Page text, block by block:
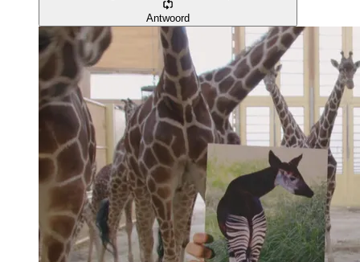
Antwoord